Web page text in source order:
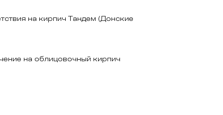
на кирпич Тандем (Донские
на облицовочный кирпич